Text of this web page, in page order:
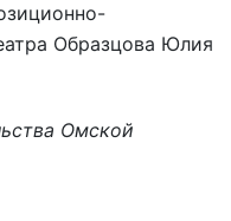
Образцова Юлия
Омской